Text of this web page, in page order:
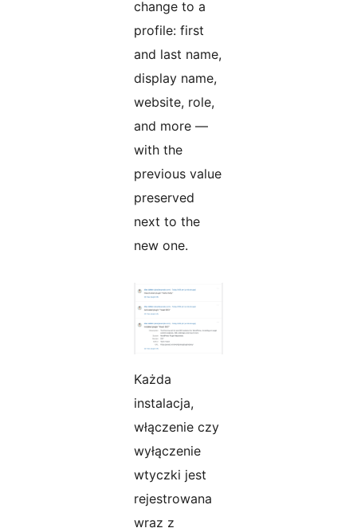
change to a
profile: first
and last name,
display name,
website, role,
and more —
with the
previous value
preserved
next to the
new one.
Każda
instalacja,
włączenie czy
wyłączenie
wtyczki jest
rejestrowana
wraz z